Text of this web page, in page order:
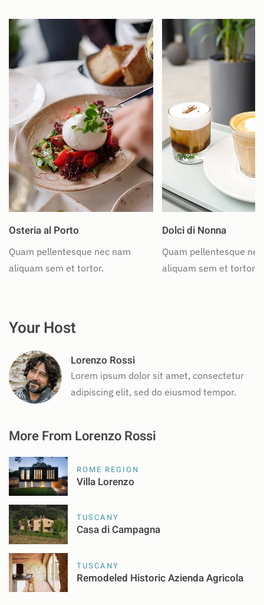
Osteria al Porto
Quam pellentesque nec nam
aliquam sem et tortor.
Dolci di Nonna
Quam pellentesque
aliquam sem et tortor.
Your Host
Lorenzo Rossi
Lorem ipsum dolor sit amet, consectetur
adipiscing elit, sed do eiusmod tempor.
More From Lorenzo Rossi
ROME REGION
Villa Lorenzo
TUSCANY
Casa di Campagna
TUSCANY
Remodeled Historic Azienda Agricola